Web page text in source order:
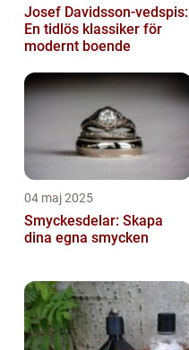
Josef Davidsson-vedspis:
En tidlös klassiker för
modernt boende
04 maj 2025
Smyckesdelar: Skapa
dina egna smycken